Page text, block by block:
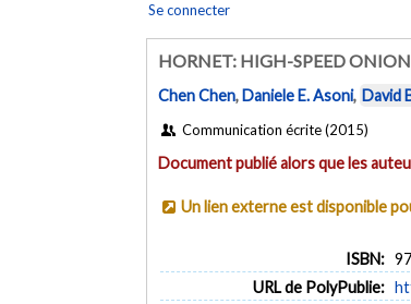
Se connecter
HORNET: HIGH-SPEED
Chen Chen,Daniele E. Asoni, David
Communication écrite (2015)
Document publié alors que les
Un lien externe est disponible
ISBN:
URL de PolyPublie: